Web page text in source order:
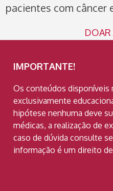
pacientes com câncer
IMPORTANTE!
Os conteúdos disponíveis
exclusivamente
hipótese nenhuma deve
médicas, a realização de
caso de dúvida consulte
informação é um direito